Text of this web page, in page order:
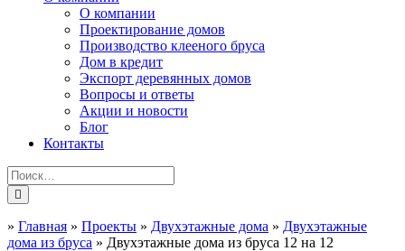
О компании
Проектирование домов
Производство клееного бруса
Дом в кредит
Экспорт деревянных домов
Вопросы и ответы
Акции и новости
Блог
Контакты
» Главная » Проекты » Двухэтажные дома » Двухэтажные
дома из бруса » Двухэтажные дома из бруса 12 на 12